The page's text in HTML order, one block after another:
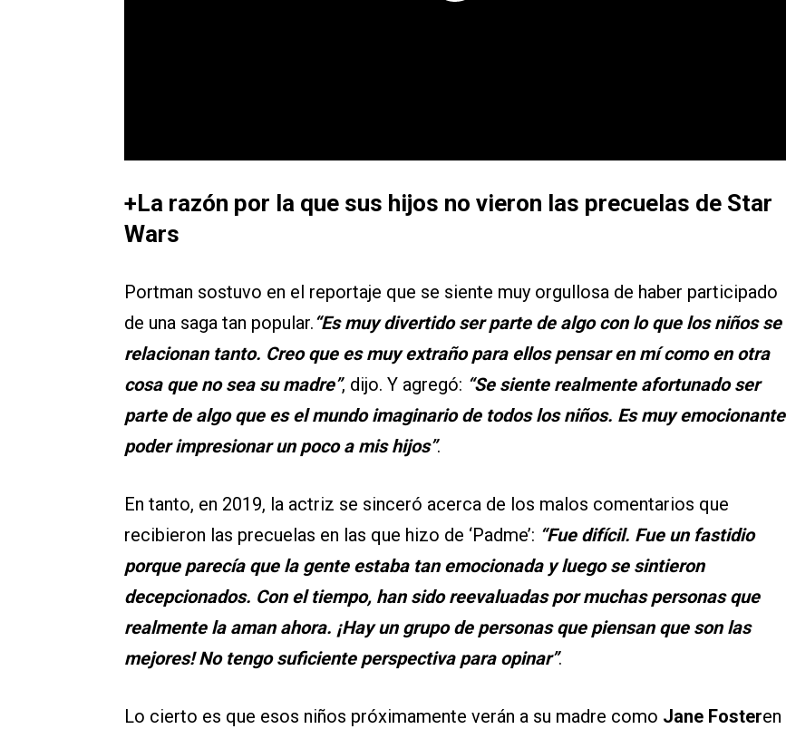
+La razón por la que sus hijos no vieron las precuelas de Star
Wars
Portman sostuvo en el reportaje que se siente muy orgullosa de haber participado
de una saga tan popular.“Es muy divertido ser parte de algo con lo que los niños se
relacionan tanto. Creo que es muy extraño para ellos pensar en mí como en otra
cosa que no sea su madre”, dijo. Y agregó: “Se siente realmente afortunado ser
parte de algo que es el mundo imaginario de todos los niños. Es muy emocionante
poder impresionar un poco a mis hijos”.
En tanto, en 2019, la actriz se sinceró acerca de los malos comentarios que
recibieron las precuelas en las que hizo de ‘Padme’: “Fue difícil. Fue un fastidio
porque parecía que la gente estaba tan emocionada y luego se sintieron
decepcionados. Con el tiempo, han sido reevaluadas por muchas personas que
realmente la aman ahora. ¡Hay un grupo de personas que piensan que son las
mejores! No tengo suficiente perspectiva para opinar”.
Lo cierto es que esos niños próximamente verán a su madre como Jane Fosteren